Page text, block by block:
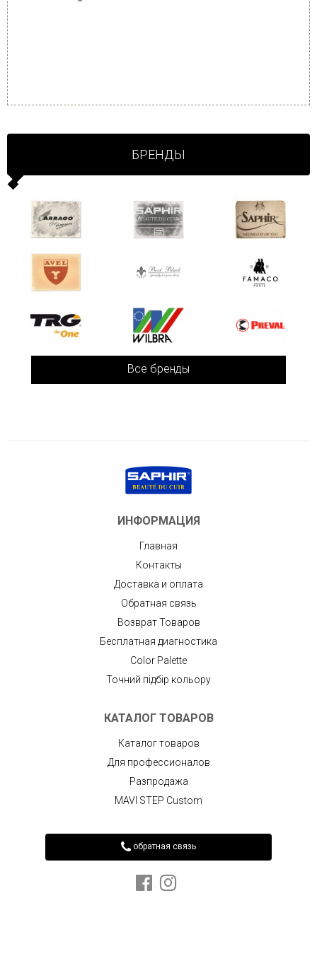
БРЕНДЫ
Все бренды
ИНФОРМАЦИЯ
Главная
Контакты
Доставка и оплата
Обратная связь
Возврат Товаров
Бесплатная диагностика
Color Palette
Точний підбір кольору
КАТАЛОГ ТОВАРОВ
Каталог товаров
Для профессионалов
Разпродажа
MAVI STEP Custom
обратная связь